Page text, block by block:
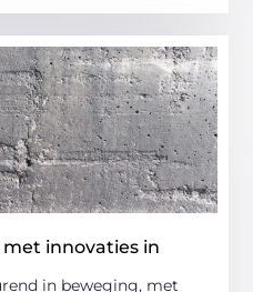
innovaties in
in beweging, met